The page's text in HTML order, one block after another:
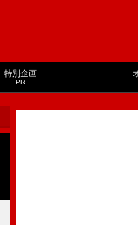
特別企画
PR